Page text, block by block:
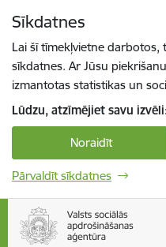
Sīkdatnes
Lai šī tīmekļvietne darbotos,
sīkdatnes. Ar Jūsu
izmantotas statistikas un
Lūdzu, atzīmējiet savu
Noraidīt
Pārvaldīt sīkdatnes